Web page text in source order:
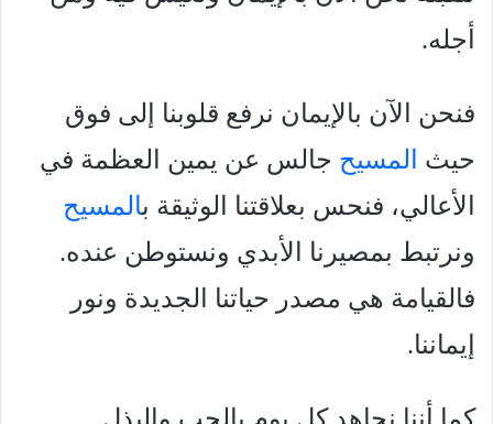
أجله.
فنحن الآن بالإيمان نرفع قلوبنا إلى فوق
حيث
المسيح جالس عن يمين العظمة في
الأعالي، فنحس بعلاقتنا الوثيقة بالمسيح
ونرتبط بمصيرنا الأبدي ونستوطن عنده.
فالقيامة هي مصدر حياتنا الجديدة ونور
إيماننا.